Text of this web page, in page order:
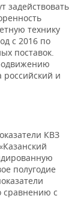
задействовать
технику
с 2016 по
поставок.
российский и
КВЗ
полугодие
сравнению с